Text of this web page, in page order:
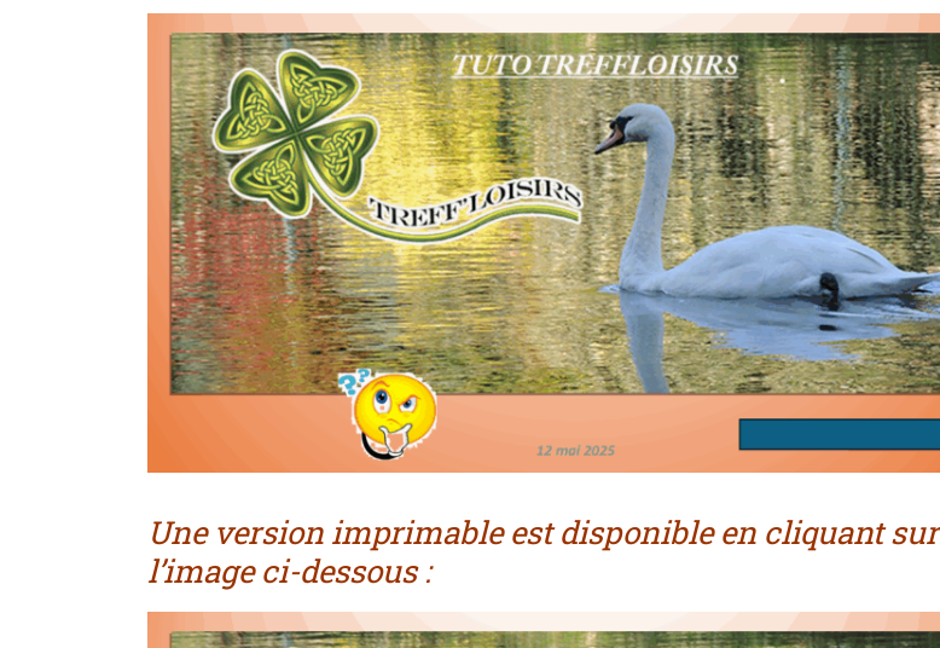
Une version imprimable est disponible en cliquant sur
l’image ci-dessous :